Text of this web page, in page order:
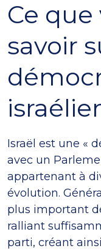
Ce que
savoir
Israël est une «
avec un
appartenant à
évolution.
plus important
ralliant
parti, créant